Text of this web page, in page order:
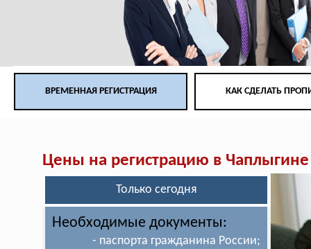
ВРЕМЕННАЯ РЕГИСТРАЦИЯ КАК СДЕЛАТЬ
Цены на регистрацию в Чаплыгине
Только сегодня
Необходимые документы:
- паспорта гражданина России;